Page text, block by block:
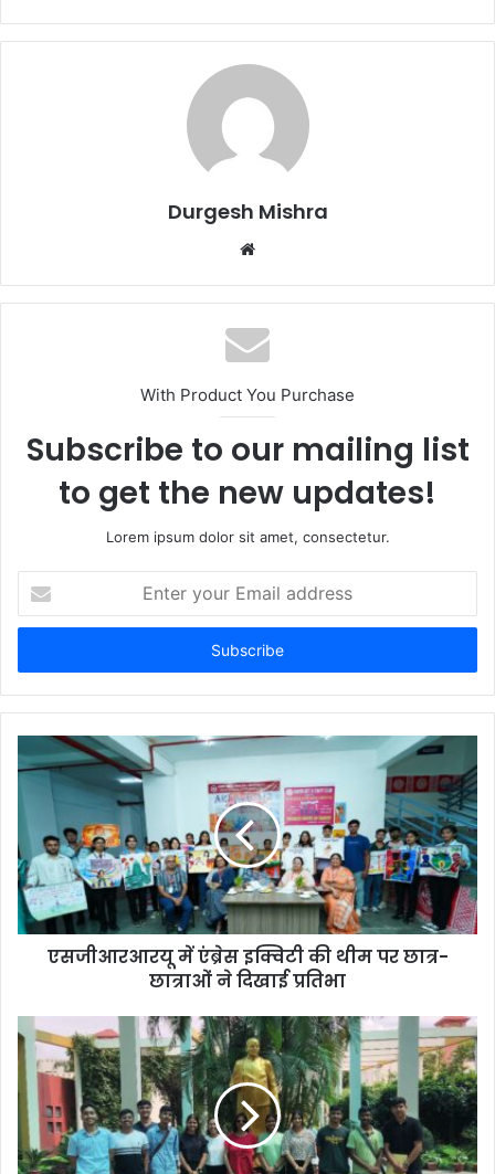
Durgesh Mishra
Website
With Product You Purchase
Subscribe to our mailing list
to get the new updates!
Lorem ipsum dolor sit amet, consectetur.
your
Email
एसजीआरआरयू में एंब्रेस इक्विटी की थीम पर छात्र-
छात्राओं ने दिखाई प्रतिभा